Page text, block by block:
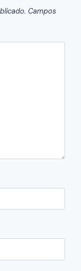
Campos